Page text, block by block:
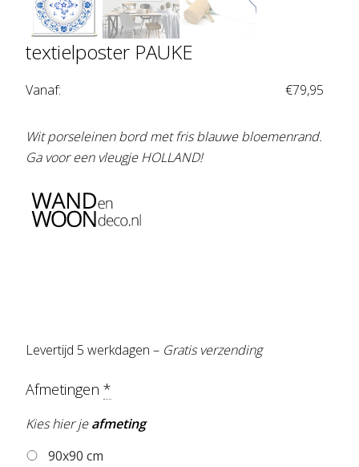
textielposter PAUKE
Vanaf: €79,95
Wit porseleinen bord met fris blauwe bloemenrand.
Ga voor een vleugje HOLLAND!
Levertijd 5 werkdagen – Gratis verzending
Afmetingen *
Kies hier jeafmeting
90x90 cm